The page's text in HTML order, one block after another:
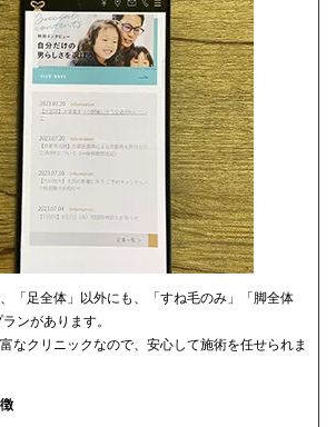
「足全体」以外にも、「すね毛のみ」「脚全体
ンがあります。
なクリニックなので、安心して施術を任せられま